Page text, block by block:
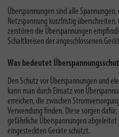
Überspannungen sind alle
Netzspannung kurzfristig
zerstören die Überspannungen
Schaltkreisen der angeschlossenen
Was bedeutet
Den Schutz vor Überspannungen und
kann man durch Einsatz von
erreichen, die zwischen
Verwendung finden. Diese sorgen
gefährliche Überspannungen
eingesteckten Geräte schützt.